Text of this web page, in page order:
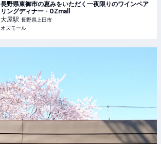
長野県東御市の恵みをいただく一夜限りのワインペア
リングディナー - OZmall
大屋駅 長野県上田市
オズモール